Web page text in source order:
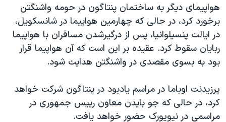
علم و فناوری
اسرائیل در جنگ
گالری عکس
آرشیو پخش زنده
رمز مهسا
ورزش زنان در ایران
اعتراضات زن، زندگی، آزادی
مجموعه مستندهای دادخواهی
دادگاه حمید نوری
چهل سال گروگان‌گیری
زبانهای مختلف
هواپیمای دیگر به ساختمان پنتاگون در حومه واشنگتن
برخورد کرد، در حالی که چهارمین هواپیما در شانسکویل،
در ایالت پنسیلوانیا، پس از درگیرشدن مسافران با هواپیما
ربایان سقوط کرد. عقیده بر این است که آن هواپیما قرار
بود به بسوی مقصدی در واشنگتن هدایت شود.
پرزیدنت اوباما در مراسم یادبود در پنتاگون شرکت خواهد
کرد، در حالی که جو بایدن معاون رییس جمهوری در
مراسمی در نیویورک حضور خواهد یافت.